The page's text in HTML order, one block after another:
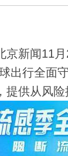
闻11月2
出行全面
提供从风